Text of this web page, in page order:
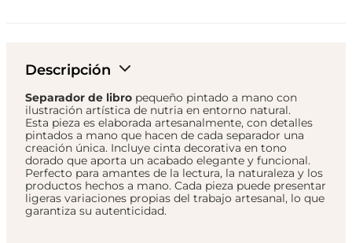
Descripción
Separador de libro pequeño pintado a mano con
ilustración artística de nutria en entorno natural.
Esta pieza es elaborada artesanalmente, con detalles
pintados a mano que hacen de cada separador una
creación única. Incluye cinta decorativa en tono
dorado que aporta un acabado elegante y funcional.
Perfecto para amantes de la lectura, la naturaleza y los
productos hechos a mano. Cada pieza puede presentar
ligeras variaciones propias del trabajo artesanal, lo que
garantiza su autenticidad.